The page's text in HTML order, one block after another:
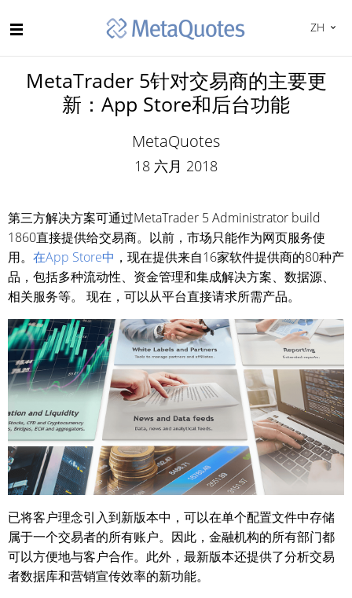
ZH
MetaTrader 5针对交易商的主要更
新：App Store和后台功能
MetaQuotes
18 六月 2018
第三方解决方案可通过MetaTrader 5 Administrator build
1860直接提供给交易商。以前，市场只能作为网页服务使
用。 在App Store中 ，现在提供来自16家软件提供商的80种产
品，包括多种流动性、资金管理和集成解决方案、数据源、
相关服务等。 现在，可以从平台直接请求所需产品。
已将客户理念引入到新版本中，可以在单个配置文件中存储
属于一个交易者的所有账户。因此，金融机构的所有部门都
可以方便地与客户合作。此外，最新版本还提供了分析交易
者数据库和营销宣传效率的新功能。